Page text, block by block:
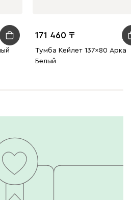
171 460
Тумба Кейлет 137x80 Арка
Белый